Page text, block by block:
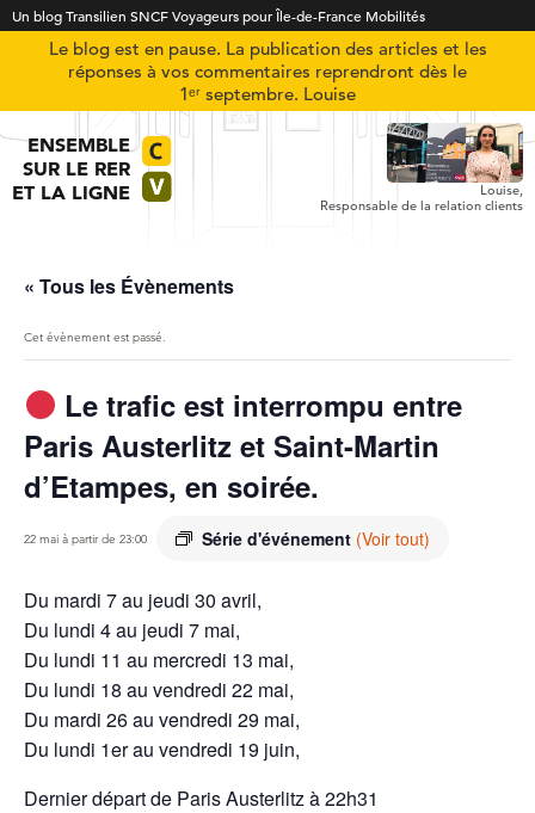
Un blog Transilien SNCF Voyageurs pour Île-de-France Mobilités
Le blog est en pause. La publication des articles et les
réponses à vos commentaires reprendront dès le
1ᵉʳ septembre. Louise
ENSEMBLE
SUR LE RER
ET LA LIGNE
Louise,
Responsable de la relation clients
« Tous les Évènements
Cet évènement est passé.
Le trafic est interrompu entre
Paris Austerlitz et Saint-Martin
d’Etampes, en soirée.
22 mai à partir de 23:00 Série d'événement (Voir tout)
Du mardi 7 au jeudi 30 avril,
Du lundi 4 au jeudi 7 mai,
Du lundi 11 au mercredi 13 mai,
Du lundi 18 au vendredi 22 mai,
Du mardi 26 au vendredi 29 mai,
Du lundi 1er au vendredi 19 juin,
Dernier départ de Paris Austerlitz à 22h31